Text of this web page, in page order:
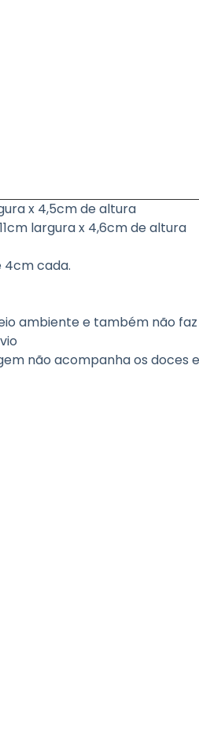
x 4,5cm de altura
largura x 4,6cm de altura
4cm cada.
ambiente e também não
não acompanha os doces